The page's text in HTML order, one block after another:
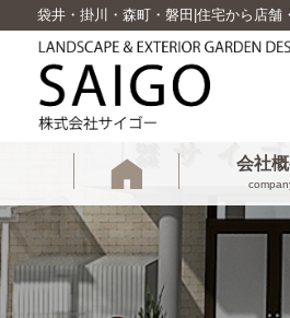
袋井・掛川・森町・磐田|住宅から店
会社